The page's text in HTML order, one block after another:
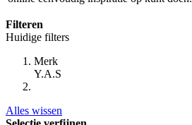
Filteren
Huidige filters
Merk
Y.A.S
Alles wissen